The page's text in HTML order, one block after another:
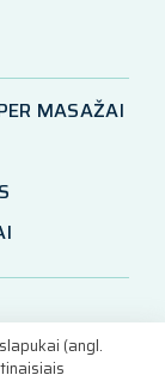
MASAŽAI
(angl.